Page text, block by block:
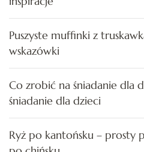
Puszyste muffinki z
wskazówki
Co zrobić na śniadanie dla
śniadanie dla dzieci
Ryż po kantońsku – prosty